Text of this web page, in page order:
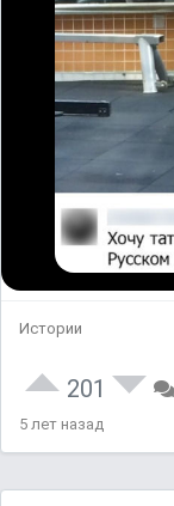
Истории
201
5 лет назад